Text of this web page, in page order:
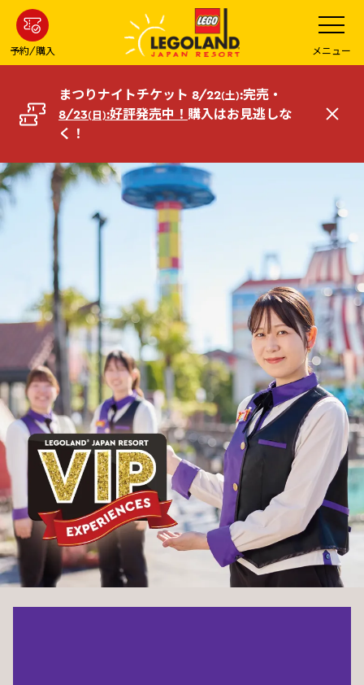
ン
コ
へ
予約/購入
メ
ニ
ュ
ー
を
開
メニュー
まつりナイトチケット 8/22(土):完売・
8/23(日):好評発売中！ 購入はお見逃しな
く！
閉
VIPツアー